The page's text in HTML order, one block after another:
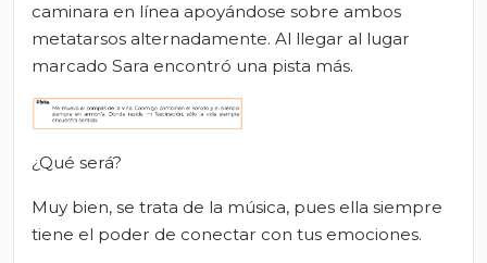
caminara en línea apoyándose sobre ambos
metatarsos alternadamente. Al llegar al lugar
marcado Sara encontró una pista más.
¿Qué será?
Muy bien, se trata de la música, pues ella siempre
tiene el poder de conectar con tus emociones.